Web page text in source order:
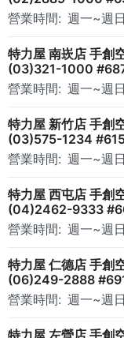
營業時間: 週一~週
特力屋 南崁店 手創
(03)321-1000
營業時間: 週一~週
特力屋 新竹店 手創
(03)575-1234
營業時間: 週一~週
特力屋 西屯店 手創
(04)2462-9333
營業時間: 週一~週
特力屋 仁德店 手創
(06)249-2888
營業時間: 週一~週
特力屋 左營店 手創